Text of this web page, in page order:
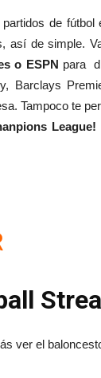
de
así de simple.
o ESPN para
Barclays
Tampoco te
ver el